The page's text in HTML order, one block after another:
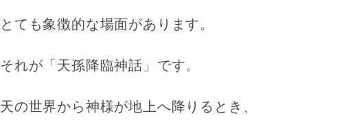
とても象徴的な場面があります。
それが「天孫降臨神話」です。
天の世界から神様が地上へ降りるとき、